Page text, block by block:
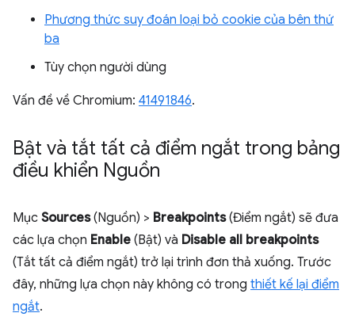
Phương thức suy đoán loại bỏ cookie của bên thứ
ba
Tùy chọn người dùng
Vấn đề về Chromium: 41491846.
Bật và tắt tất cả điểm ngắt trong bảng
điều khiển Nguồn
Mục Sources(Nguồn) > Breakpoints(Điểm ngắt) sẽ đưa
các lựa chọn Enable (Bật) và Disable all breakpoints
(Tắt tất cả điểm ngắt) trở lại trình đơn thả xuống. Trước
đây, những lựa chọn này không có trong thiết kế lại điểm
ngắt.